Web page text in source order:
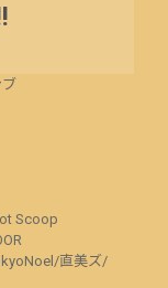
Scoop
直美ズ/